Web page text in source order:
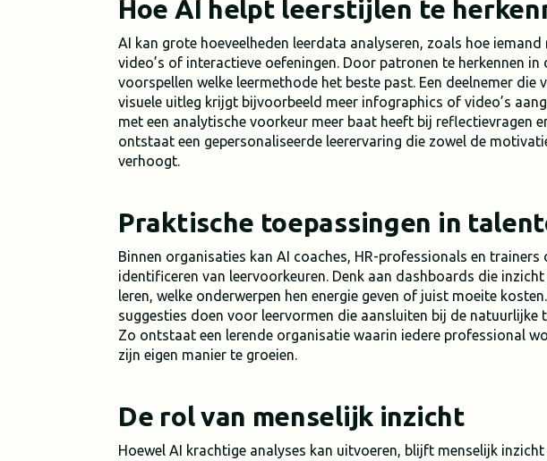
Hoe AI helpt leerstijlen te
AI kan grote hoeveelheden leerdata analyseren, zoals hoe
video’s of interactieve oefeningen. Door patronen te herkennen in
voorspellen welke leermethode het beste past. Een deelnemer die
visuele uitleg krijgt bijvoorbeeld meer infographics of video’s
met een analytische voorkeur meer baat heeft bij reflectievragen
ontstaat een gepersonaliseerde leerervaring die zowel de
verhoogt.
Praktische toepassingen in
Binnen organisaties kan AI coaches, HR-professionals en trainers
identificeren van leervoorkeuren. Denk aan dashboards die
leren, welke onderwerpen hen energie geven of juist moeite
suggesties doen voor leervormen die aansluiten bij de natuurlijke
Zo ontstaat een lerende organisatie waarin iedere professional
zijn eigen manier te groeien.
De rol van menselijk inzicht
Hoewel AI krachtige analyses kan uitvoeren, blijft menselijk